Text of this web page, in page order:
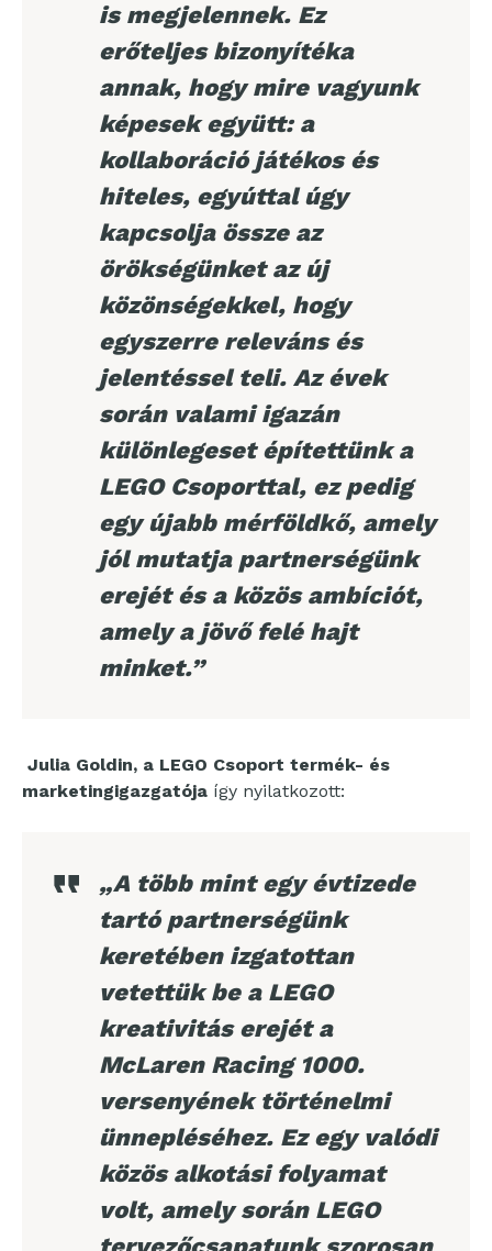
is megjelennek. Ez
erőteljes bizonyítéka
annak, hogy mire vagyunk
képesek együtt: a
kollaboráció játékos és
hiteles, egyúttal úgy
kapcsolja össze az
örökségünket az új
közönségekkel, hogy
egyszerre releváns és
jelentéssel teli. Az évek
során valami igazán
különlegeset építettünk a
LEGO Csoporttal, ez pedig
egy újabb mérföldkő, amely
jól mutatja partnerségünk
erejét és a közös ambíciót,
amely a jövő felé hajt
minket.”
Julia Goldin, a LEGO Csoport termék- és
marketingigazgatója így nyilatkozott:
„A több mint egy évtizede
tartó partnerségünk
keretében izgatottan
vetettük be a LEGO
kreativitás erejét a
McLaren Racing 1000.
versenyének történelmi
ünnepléséhez. Ez egy valódi
közös alkotási folyamat
volt, amely során LEGO